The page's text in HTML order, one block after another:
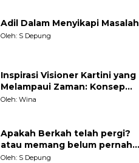
Adil Dalam Menyikapi Masalah
Oleh: S Depung
Inspirasi Visioner Kartini yang
Melampaui Zaman: Konsep
Kecakapan Hidup bagi
Oleh: Wina
Apakah Berkah telah pergi?
atau memang belum pernah
datang?
Oleh: S Depung